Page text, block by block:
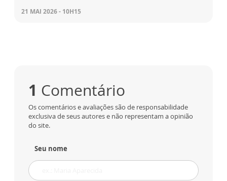
21 MAI 2026 - 10H15
1 Comentário
Os comentários e avaliações são de responsabilidade
exclusiva de seus autores e não representam a opinião
do site.
Seu nome